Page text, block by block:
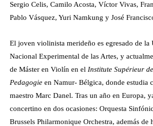
Sergio Celis, Camilo Acosta, Víctor Vivas,
Pablo Vásquez, Yuri Namkung y José
El joven violinista merideño es egresado de la
Nacional Experimental de las Artes, y
de Máster en Violín en el Institute Supérieur
Pedagogie en Namur- Bélgica, donde estudia
maestro Marc Danel. Tras un año en Europa,
concertino en dos ocasiones: Orquesta
Brussels Philarmonique Orchestra, además de